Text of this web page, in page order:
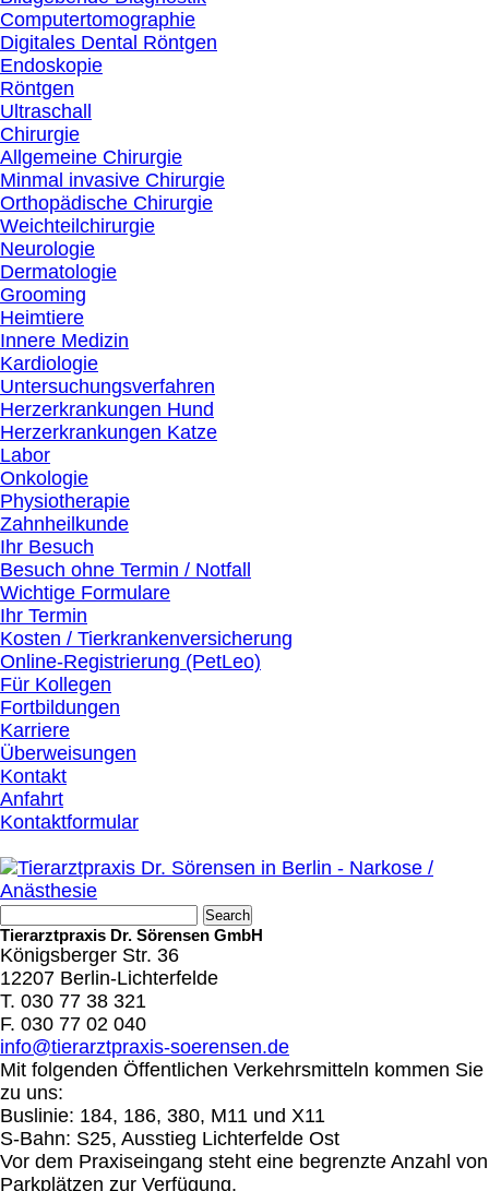
Computertomographie
Digitales Dental Röntgen
Endoskopie
Röntgen
Ultraschall
Chirurgie
Allgemeine Chirurgie
Minmal invasive Chirurgie
Orthopädische Chirurgie
Weichteilchirurgie
Neurologie
Dermatologie
Grooming
Heimtiere
Innere Medizin
Kardiologie
Untersuchungsverfahren
Herzerkrankungen Hund
Herzerkrankungen Katze
Labor
Onkologie
Physiotherapie
Zahnheilkunde
Ihr Besuch
Besuch ohne Termin / Notfall
Wichtige Formulare
Ihr Termin
Kosten / Tierkrankenversicherung
Online-Registrierung (PetLeo)
Für Kollegen
Fortbildungen
Karriere
Überweisungen
Kontakt
Anfahrt
Kontaktformular
Tierarztpraxis Dr. Sörensen GmbH
Königsberger Str. 36
12207 Berlin-Lichterfelde
T. 030 77 38 321
F. 030 77 02 040
info@tierarztpraxis-soerensen.de
Mit folgenden Öffentlichen Verkehrsmitteln kommen Sie
zu uns:
Buslinie: 184, 186, 380, M11 und X11
S-Bahn: S25, Ausstieg Lichterfelde Ost
Vor dem Praxiseingang steht eine begrenzte Anzahl von
Parkplätzen zur Verfügung.